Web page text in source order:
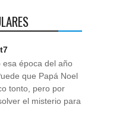
esa época del año
que Papá Noel
tonto, pero por
el misterio para